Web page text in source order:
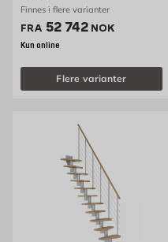
Finnes i flere varianter
FRA Pris 52742 NOK /stk
52 742 NOK
Kun online
Flere varianter